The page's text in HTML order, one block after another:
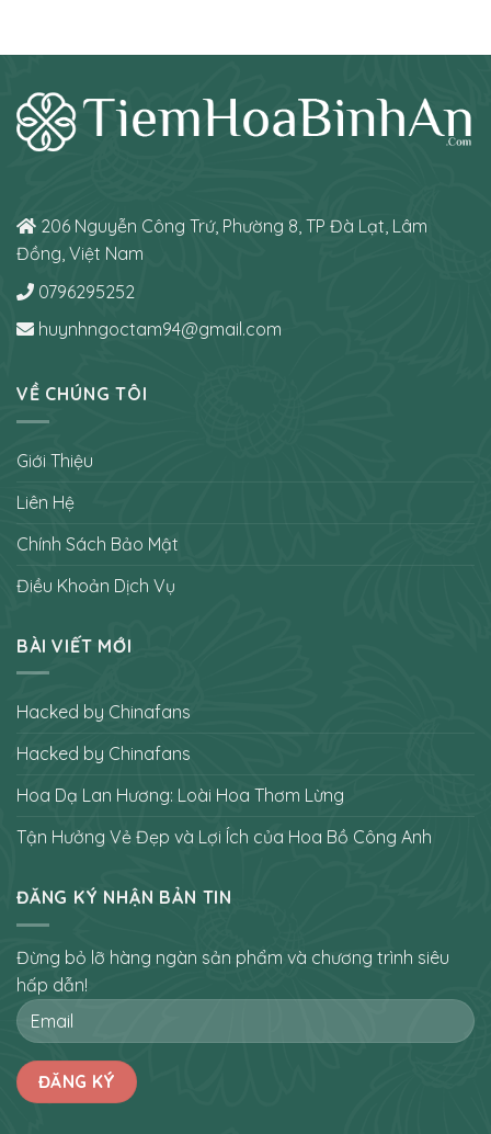
206 Nguyễn Công Trứ, Phường 8, TP Đà Lạt, Lâm
Đồng, Việt Nam
0796295252
huynhngoctam94@gmail.com
VỀ CHÚNG TÔI
Giới Thiệu
Liên Hệ
Chính Sách Bảo Mật
Điều Khoản Dịch Vụ
BÀI VIẾT MỚI
Hacked by Chinafans
Hacked by Chinafans
Hoa Dạ Lan Hương: Loài Hoa Thơm Lừng
Tận Hưởng Vẻ Đẹp và Lợi Ích của Hoa Bồ Công Anh
ĐĂNG KÝ NHẬN BẢN TIN
Đừng bỏ lỡ hàng ngàn sản phẩm và chương trình siêu
hấp dẫn!